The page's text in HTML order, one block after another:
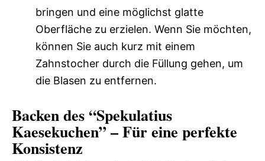
bringen und eine möglichst glatte
Oberfläche zu erzielen. Wenn Sie möchten,
können Sie auch kurz mit einem
Zahnstocher durch die Füllung gehen, um
die Blasen zu entfernen.
Backen des “Spekulatius
Kaesekuchen” – Für eine perfekte
Konsistenz